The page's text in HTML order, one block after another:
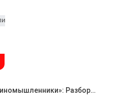
Разбор…